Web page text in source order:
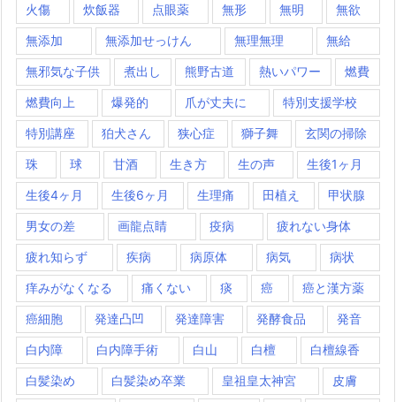
火傷 炊飯器 点眼薬 無形 無明 無欲
無添加 無添加せっけん 無理無理 無給
無邪気な子供 煮出し 熊野古道 熱いパワー 燃費
燃費向上 爆発的 爪が丈夫に 特別支援学校
特別講座 狛犬さん 狭心症 獅子舞 玄関の掃除
珠 球 甘酒 生き方 生の声 生後1ヶ月
生後4ヶ月 生後6ヶ月 生理痛 田植え 甲状腺
男女の差 画龍点睛 疫病 疲れない身体
疲れ知らず 疾病 病原体 病気 病状
痒みがなくなる 痛くない 痰 癌 癌と漢方薬
癌細胞 発達凸凹 発達障害 発酵食品 発音
白内障 白内障手術 白山 白檀 白檀線香
白髪染め 白髪染め卒業 皇祖皇太神宮 皮膚